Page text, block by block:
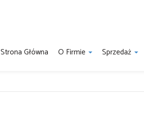
Strona Główna O Firmie Sprzedaż